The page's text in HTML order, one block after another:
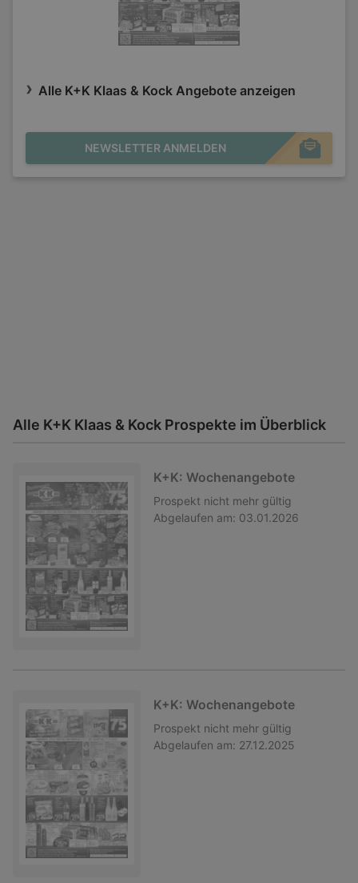
Alle K+K Klaas & Kock Angebote anzeigen
NEWSLETTER ANMELDEN
Alle K+K Klaas & Kock Prospekte im Überblick
K+K: Wochenangebote
Prospekt nicht mehr gültig
Abgelaufen am: 03.01.2026
K+K: Wochenangebote
Prospekt nicht mehr gültig
Abgelaufen am: 27.12.2025